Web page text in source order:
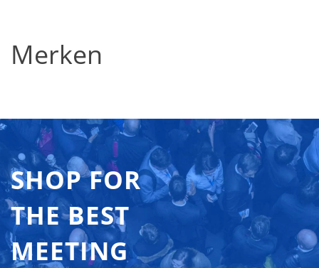
Merken
SHOP FOR
THE BEST
MEETING